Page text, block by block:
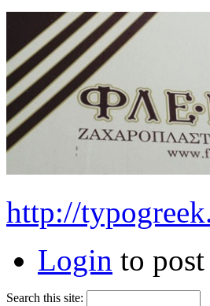
http://
Login to
Search this site: